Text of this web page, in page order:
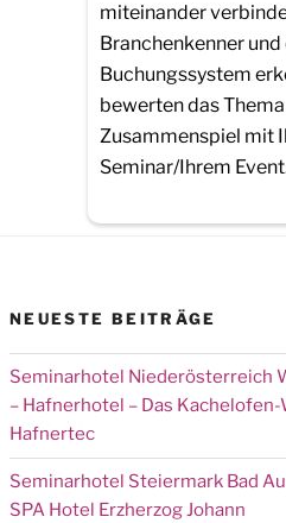
miteinander
Branchenkenner
Buchungssystem
bewerten das
Zusammenspiel mit
Seminar/Ihrem
NEUESTE BEITRÄGE
Seminarhotel Niederösterreich
– Hafnerhotel – Das
Hafnertec
Seminarhotel Steiermark Bad
SPA Hotel Erzherzog Johann